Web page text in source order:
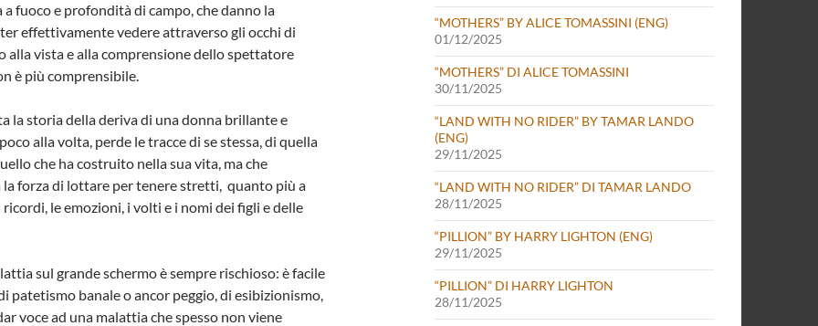
a fuoco e profondità di campo, che danno la
effettivamente vedere attraverso gli occhi di
alla vista e alla comprensione dello spettatore
è più comprensibile.
la storia della deriva di una donna brillante e
alla volta, perde le tracce di se stessa, di quella
che ha costruito nella sua vita, ma che
forza di lottare per tenere stretti, quanto più a
le emozioni, i volti e i nomi dei figli e delle
sul grande schermo è sempre rischioso: è facile
patetismo banale o ancor peggio, di esibizionismo,
voce ad una malattia che spesso non viene
“MOTHERS” BY ALICE TOMASSINI (ENG)
01/12/2025
“MOTHERS” DI ALICE TOMASSINI
30/11/2025
“LAND WITH NO RIDER” BY TAMAR LANDO
(ENG)
29/11/2025
“LAND WITH NO RIDER” DI TAMAR LANDO
28/11/2025
“PILLION” BY HARRY LIGHTON (ENG)
29/11/2025
“PILLION” DI HARRY LIGHTON
28/11/2025